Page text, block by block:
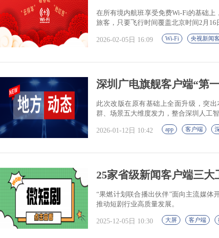
在所有境内航班享受免费Wi-Fi的基础
旅客，只要飞行时间覆盖北京时间2月
2026-02-05日 16:09 Wi-Fi 央视新闻
深圳广电旗舰客户端“第
此次改版在原有基础上全面升级，突
群、场景五大维度发力，整合深圳人工
2026-01-12日 10:42 app 客户端
25家省级新闻客户端三
“果燃计划联合播出伙伴”面向主流媒体
推动短剧行业高质量发展。
2025-12-05日 10:30 大屏 客户端